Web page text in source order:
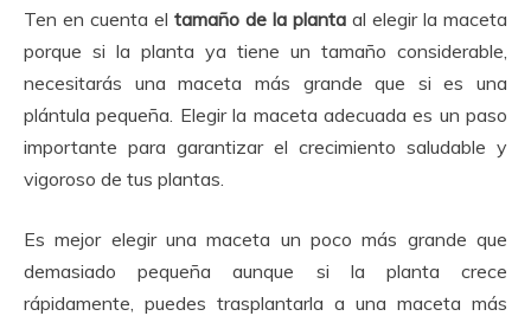
Ten en cuenta el tamaño de la planta al elegir la maceta
porque si la planta ya tiene un tamaño considerable,
necesitarás una maceta más grande que si es una
plántula pequeña. Elegir la maceta adecuada es un paso
importante para garantizar el crecimiento saludable y
vigoroso de tus plantas.
Es mejor elegir una maceta un poco más grande que
demasiado pequeña aunque si la planta crece
rápidamente, puedes trasplantarla a una maceta más